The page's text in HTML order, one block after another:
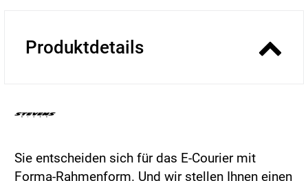
Produktdetails
Sie entscheiden sich für das E-Courier mit
Forma-Rahmenform. Und wir stellen Ihnen einen